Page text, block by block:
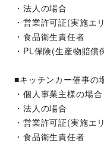
・法人の場合　　　
・営業許可証(実施エ
・食品衛生責任者
・PL保険(生産物賠
■キッチンカー催事の
・個人事業主様の場
・法人の場合　　　
・営業許可証(実施エ
・食品衛生責任者